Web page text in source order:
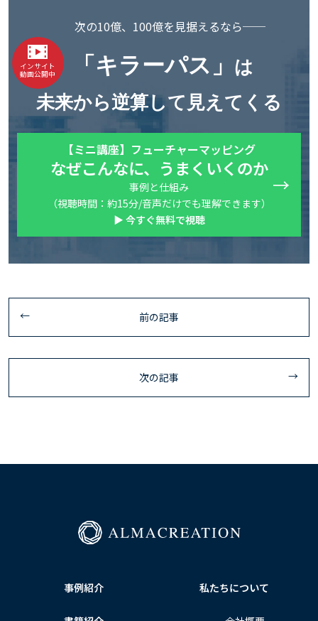
インサイト
動画公開中
次の10億、100億を見据えるなら──
「キラーパス」 は
未来から逆算して見えてくる
【ミニ講座】フューチャーマッピング
なぜこんなに、うまくいくのか
事例と仕組み
（視聴時間：約15分/音声だけでも理解できます）
▶ 今すぐ無料で視聴
前の記事
次の記事
事例紹介 私たちについて